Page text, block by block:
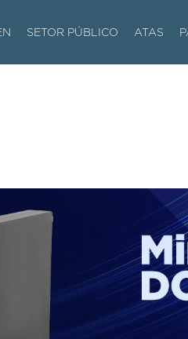
SETOR PÚBLICO ATAS